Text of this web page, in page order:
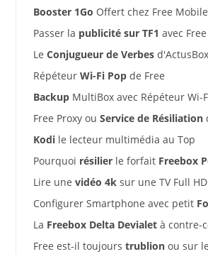
Booster 1Go Offert chez Free Mobile
Passer la publicité sur TF1 avec Free
Le Conjugueur de Verbesd'ActusBox
Répéteur Wi-Fi Popde Free
BackupMultiBox avec Répéteur Wi-
Free Proxy ou Service de Résiliation
Kodile lecteur multimédia au Top
Pourquoi résilierle forfait Freebox
Lire une vidéo 4ksur une TV Full HD
Configurer Smartphone avec petit
La Freebox Delta Devialetà contre-
Free est-il toujours trublionou sur le